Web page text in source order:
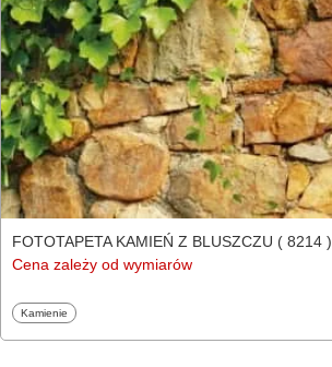
FOTOTAPETA KAMIEŃ Z BLUSZCZU ( 8214 )
Cena zależy od wymiarów
Fototapety
Kamienie